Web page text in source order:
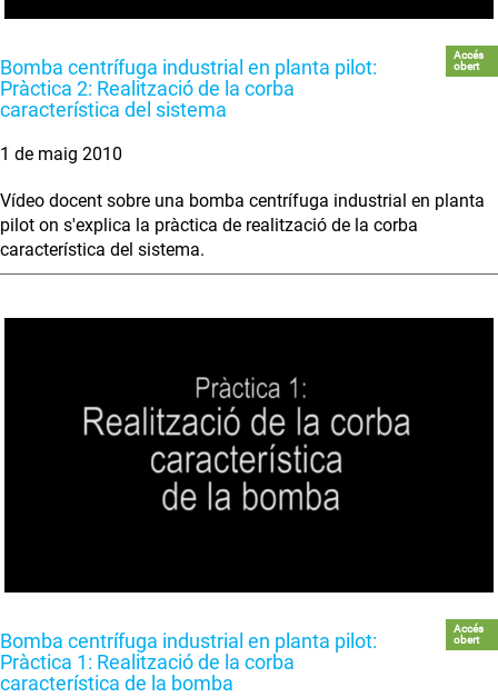
Bomba centrífuga industrial en planta pilot:
Pràctica 2: Realització de la corba
característica del sistema
Accés
obert
1 de maig 2010
Vídeo docent sobre una bomba centrífuga industrial en planta
pilot on s'explica la pràctica de realització de la corba
característica del sistema.
Bomba centrífuga industrial en planta pilot:
Pràctica 1: Realització de la corba
característica de la bomba
Accés
obert